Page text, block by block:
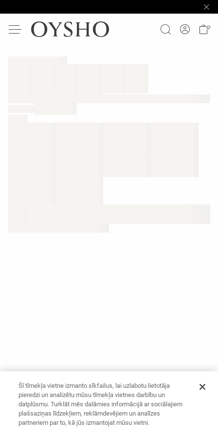
Šī tīmekļa vietne izmanto sīkfailus, lai uzlabotu lietotāja
pieredzi un analizētu mūsu tīmekļa vietnes darbību un
datplūsmu. Turklāt mēs dalāmies informācijā ar sociālajiem
plašsaziņas līdzekļiem, reklāmdevējiem un analīzes
partneriem par to, kā jūs izmantojat mūsu vietni.